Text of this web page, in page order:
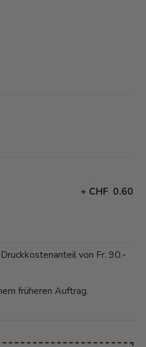
+ CHF 0.60
von Fr. 90.-
früheren Auftrag.